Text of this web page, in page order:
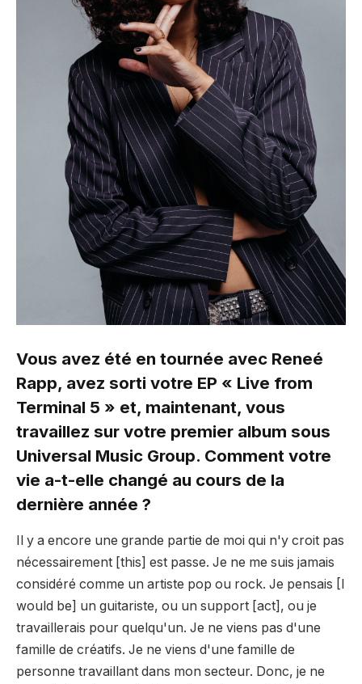
Vous avez été en tournée avec Reneé
Rapp, avez sorti votre EP « Live from
Terminal 5 » et, maintenant, vous
travaillez sur votre premier album sous
Universal Music Group. Comment votre
vie a-t-elle changé au cours de la
dernière année ?
Il y a encore une grande partie de moi qui n'y croit pas
nécessairement [this] est passe. Je ne me suis jamais
considéré comme un artiste pop ou rock. Je pensais [I
would be] un guitariste, ou un support [act], ou je
travaillerais pour quelqu'un. Je ne viens pas d'une
famille de créatifs. Je ne viens d'une famille de
personne travaillant dans mon secteur. Donc, je ne